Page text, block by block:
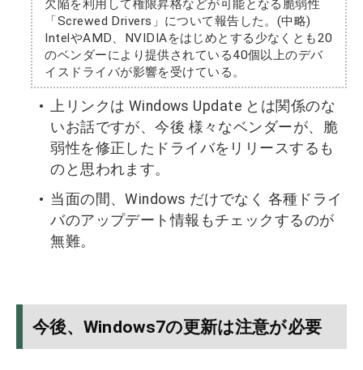
欠陥を利用して権限昇格などが可能となる脆弱性
「Screwed Drivers」について報告した。(中略)
IntelやAMD、NVIDIAをはじめとする少なくとも20
のベンダーにより提供されている40個以上のデバ
イスドライバが影響を受けている。
上リンクは Windows Update とは関係のな
いお話ですが、今後 様々なベンダーが、脆
弱性を修正したドライバをリリースするも
のと思われます。
当面の間、Windows だけでなく 各種ドライ
バのアップデート情報もチェックするのが
無難。
今後、Windows7の更新は注意が必要